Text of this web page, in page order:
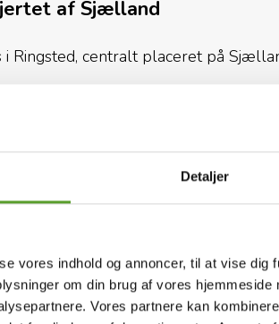
Detaljer
vores indhold og annoncer, til at vise dig
om din brug af vores
Vores partnere kan
af Sjælland
Ringsted, centralt placeret på
og cykelturister:
eller tænd op i et af bålstederne
eller i gokarts
Tag på
seværdigheder
centrale placering på Sjælland
og oplevelser i din ferie.
af aktiviteter for børn og
MooncarHoppepudeCykelruter (< 5 Km)